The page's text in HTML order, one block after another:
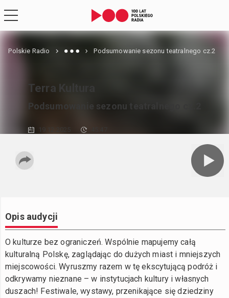
Polskie Radio Podsumowanie sezonu teatralnego cz.2
Terra Kultura
Podsumowanie sezonu teatralnego cz.2
19.12.2025
Opis audycji
O kulturze bez ograniczeń. Wspólnie mapujemy całą
kulturalną Polskę, zaglądając do dużych miast i mniejszych
miejscowości. Wyruszmy razem w tę ekscytującą podróż i
odkrywamy nieznane – w instytucjach kultury i własnych
duszach! Festiwale, wystawy, przenikające się dziedziny